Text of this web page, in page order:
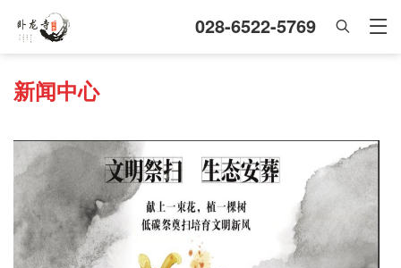
028-6522-5769
新闻中心